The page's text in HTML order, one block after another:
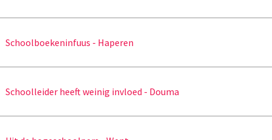
Schoolboekeninfuus - Haperen
Schoolleider heeft weinig invloed - Douma